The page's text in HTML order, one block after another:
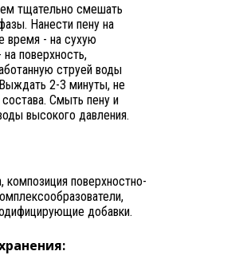
тщательно смешать
Нанести пену на
время - на сухую
поверхность,
струей воды
2-3 минуты, не
Смыть пену и
высокого давления.
композиция поверхностно-
добавки.